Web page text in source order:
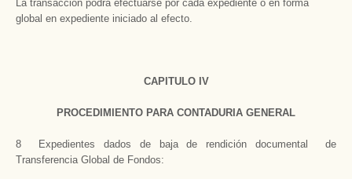
La transacción podrá efectuarse por cada expediente o en forma
global en expediente iniciado al efecto.
CAPITULO IV
PROCEDIMIENTO PARA CONTADURIA GENERAL
8 Expedientes dados de baja de rendición documental de
Transferencia Global de Fondos: